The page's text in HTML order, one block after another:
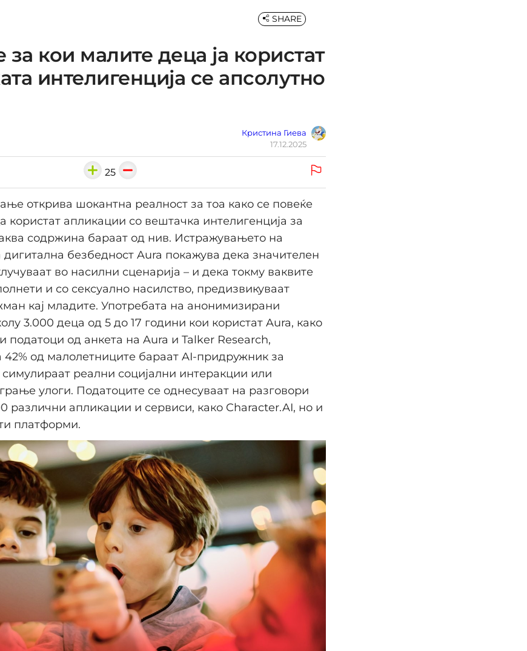
за кои малите деца ја користат
интелигенција се апсолутно
Кристина Гиева
17.12.2025
SHARE
25
открива шокантна реалност за тоа како се повеќе
користат апликации со вештачка интелигенција за
содржина бараат од нив. Истражувањето на
дигитална безбедност Aura покажува дека значителен
во насилни сценарија – и дека токму ваквите
и со сексуално насилство, предизвикуваат
кај младите. Употребата на анонимизирани
3.000 деца од 5 до 17 години кои користат Aura, како
податоци од анкета на Aura и Talker Research,
42% од малолетниците бараат AI-придружник за
реални социјални интеракции или
улоги. Податоците се однесуваат на разговори
различни апликации и сервиси, како Character.AI, но и
платформи.